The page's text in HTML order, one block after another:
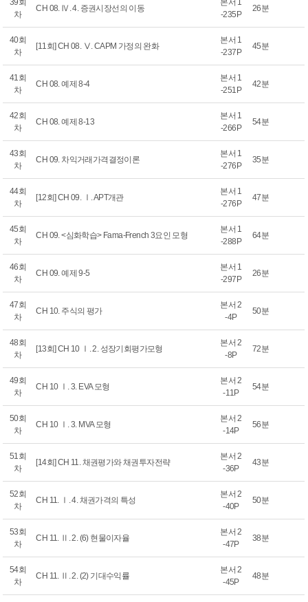
39회
차
CH 08. Ⅳ. 4. 증권시장선의 이동
본서 1
-235P
26분
40회
차
[11회] CH 08. Ⅴ. CAPM 가정의 완화
본서 1
-237P
45분
41회
차
CH 08. 예제 8-4
본서 1
-251P
42분
42회
차
CH 08. 예제 8-13
본서 1
-266P
54분
43회
차
CH 09. 차익거래가격결정이론
본서 1
-276P
35분
44회
차
[12회] CH 09. Ⅰ. APT개관
본서 1
-276P
47분
45회
차
CH 09. <심화학습> Fama-French 3요인 모형
본서 1
-288P
64분
46회
차
CH 09. 예제 9-5
본서 1
-297P
26분
47회
차
CH 10. 주식의 평가
본서 2
-4P
50분
48회
차
[13회] CH 10 Ⅰ. 2. 성장기회평가모형
본서 2
-8P
72분
49회
차
CH 10 Ⅰ. 3. EVA 모형
본서 2
-11P
54분
50회
차
CH 10 Ⅰ. 3. MVA 모형
본서 2
-14P
56분
51회
차
[14회] CH 11. 채권평가와 채권투자전략
본서 2
-36P
43분
52회
차
CH 11. Ⅰ. 4. 채권가격의 특성
본서 2
-40P
50분
53회
차
CH 11. Ⅱ. 2. (6) 현물이자율
본서 2
-47P
38분
54회
차
CH 11. Ⅱ. 2. (2) 기대수익률
본서 2
-45P
48분